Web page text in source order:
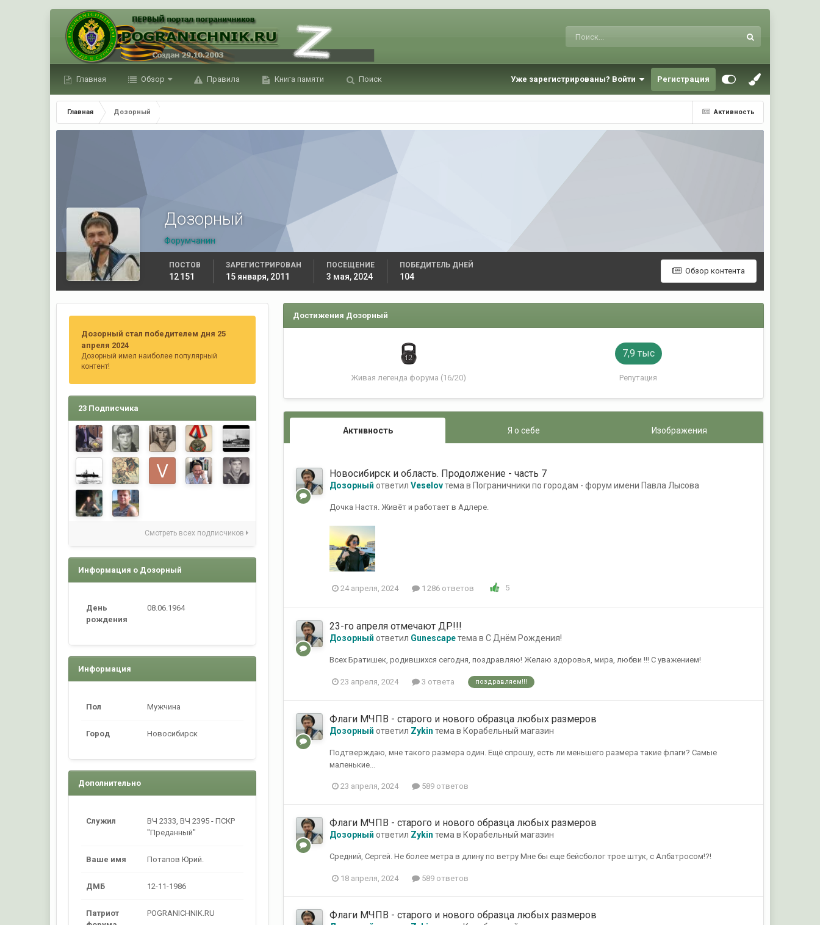
Главная Обзор Правила Книга памяти Поиск Уже зарегистрированы? Войти Регистрация
Активность
Главная Дозорный
Дозорный
Форумчанин
Обзор контента
ПОСТОВ
12 151
ЗАРЕГИСТРИРОВАН
15 января, 2011
ПОСЕЩЕНИЕ
3 мая, 2024
ПОБЕДИТЕЛЬ ДНЕЙ
104
Дозорный стал победителем дня 25
апреля 2024
Дозорный имел наиболее популярный
контент!
23 Подписчика
Смотреть всех подписчиков
Информация о Дозорный
День
рождения
08.06.1964
Информация
Пол Мужчина
Город Новосибирск
Дополнительно
Служил
ВЧ 2333, ВЧ 2395 - ПСКР
"Преданный"
Ваше имя Потапов Юрий.
ДМБ 12-11-1986
Патриот
POGRANICHNIK.RU
Достижения Дозорный
Живая легенда форума (16/20)
7,9 тыс
Репутация
Активность Я о себе Изображения
Новосибирск и область. Продолжение - часть 7
Дозорный ответилVeselovтема в Пограничники по городам - форум имени Павла Лысова
Дочка Настя. Живёт и работает в Адлере.
24 апреля, 2024 1 286 ответов 5
23-го апреля отмечают ДР!!!
Дозорный ответил Gunescapeтема вС Днём Рождения!
Всех Братишек, родившихся сегодня, поздравляю! Желаю здоровья, мира, любви !!! С уважением!
23 апреля, 2024 3 ответа поздравляем!!!
Флаги МЧПВ - старого и нового образца любых размеров
Дозорный ответил Zykin тема в Корабельный магазин
Подтверждаю, мне такого размера один. Ещё спрошу, есть ли меньшего размера такие флаги? Самые
маленькие...
23 апреля, 2024 589 ответов
Флаги МЧПВ - старого и нового образца любых размеров
Дозорный ответил Zykin тема в Корабельный магазин
Средний, Сергей. Не более метра в длину по ветру Мне бы еще бейсболог трое штук, с Албатросом!?!
18 апреля, 2024 589 ответов
Флаги МЧПВ - старого и нового образца любых размеров